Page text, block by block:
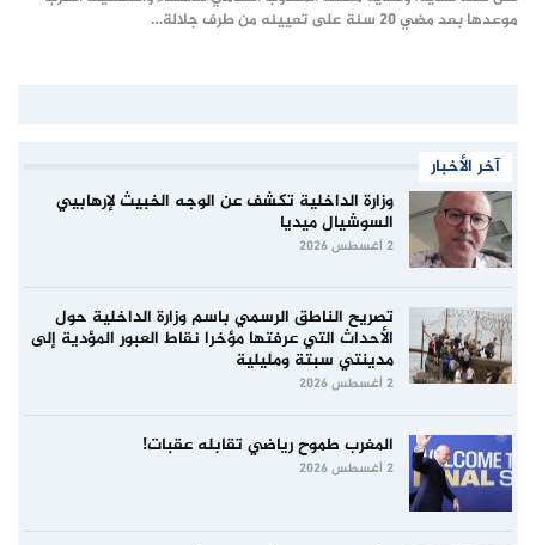
موعدها بعد مضي 20 سنة على تعيينه من طرف جلالة…
آخر الأخبار
وزارة الداخلية تكشف عن الوجه الخبيث لإرهابيي
السوشيال ميديا
2 أغسطس 2026
تصريح الناطق الرسمي باسم وزارة الداخلية حول
الأحداث التي عرفتها مؤخرا نقاط العبور المؤدية إلى
مدينتي سبتة ومليلية
2 أغسطس 2026
المغرب طموح رياضي تقابله عقبات!
2 أغسطس 2026